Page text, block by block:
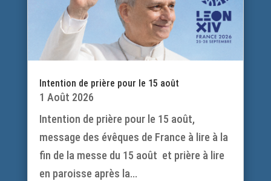
Intention de prière pour le 15 août
1 Août 2026
Intention de prière pour le 15 août,
message des évêques de France à lire à la
fin de la messe du 15 août et prière à lire
en paroisse après la...